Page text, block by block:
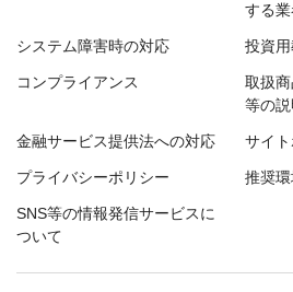
する
システム障害時の対応 投資
コンプライアンス
取扱
等の説
金融サービス提供法への対応 サイ
プライバシーポリシー 推奨
SNS等の情報発信サービスに
ついて